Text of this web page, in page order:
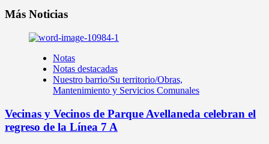
Más Noticias
Notas
Notas destacadas
Nuestro barrio/Su territorio/Obras,
Mantenimiento y Servicios Comunales
Vecinas y Vecinos de Parque Avellaneda celebran el
regreso de la Línea 7 A